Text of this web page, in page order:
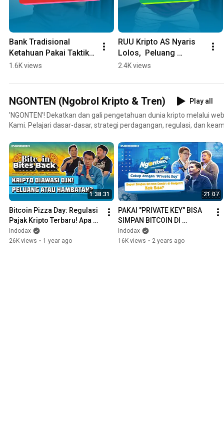
Bank Tradisional
Ketahuan Pakai Taktik
‘Kotor’ Halangi DeFi
1.6K views
RUU Kripto AS Nyaris
Lolos,  Peluang
Melonjak jadi 48%
2.4K views
NGONTEN (Ngobrol Kripto & Tren)
Play all
'NGONTEN'! Dekatkan dan gali pengetahuan dunia kripto melalui
Kami. Pelajari dasar-dasar, strategi perdagangan, regulasi, dan
Kamu hari ini! 🚀💸
1:38:31
Bitcoin Pizza Day: Regulasi
Pajak Kripto Terbaru! Apa
Kata Oscar Darmawan Soal
PPN & PPh Final?
Indodax
26K views • 1 year ago
21:07
PAKAI "PRIVATE KEY" BISA
SIMPAN BITCOIN DI
GADGET?! #bitcoin
#privatekey
Indodax
16K views • 2 years ago